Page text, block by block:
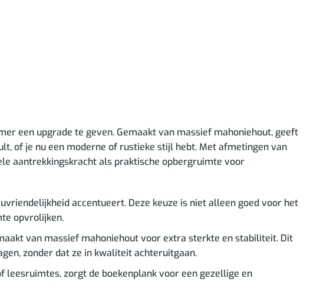
een upgrade te geven. Gemaakt van massief mahoniehout, geeft
of je nu een moderne of rustieke stijl hebt. Met afmetingen van
aantrekkingskracht als praktische opbergruimte voor
accentueert. Deze keuze is niet alleen goed voor het
opvrolijken.
van massief mahoniehout voor extra sterkte en stabiliteit. Dit
zonder dat ze in kwaliteit achteruitgaan.
zorgt de boekenplank voor een gezellige en